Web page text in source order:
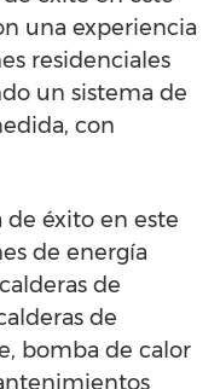
una experiencia
residenciales
un sistema de
con
de éxito en este
de energía
de
de
bomba de calor